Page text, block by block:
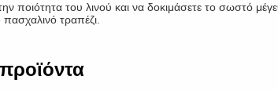
την ποιότητα του λινού και να δοκιμάσετε το σωστό
τραπέζι.